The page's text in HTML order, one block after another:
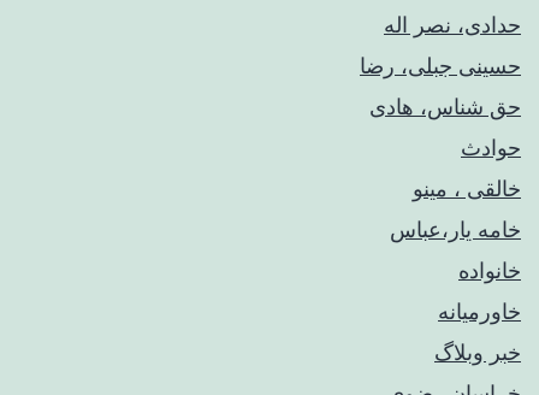
حدادی، نصر اله
حسینی جبلی، رضا
حق شناس، هادی
حوادث
خالقی ، مینو
خامه یار،عباس
خانواده
خاورمیانه
خبر وبلاگ